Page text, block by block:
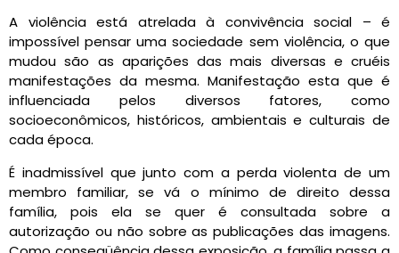
A violência está atrelada à convivência social – é
impossível pensar uma sociedade sem violência, o que
mudou são as aparições das mais diversas e cruéis
manifestações da mesma. Manifestação esta que é
influenciada pelos diversos fatores, como
socioeconômicos, históricos, ambientais e culturais de
cada época.
É inadmissível que junto com a perda violenta de um
membro familiar, se vá o mínimo de direito dessa
família, pois ela se quer é consultada sobre a
autorização ou não sobre as publicações das imagens.